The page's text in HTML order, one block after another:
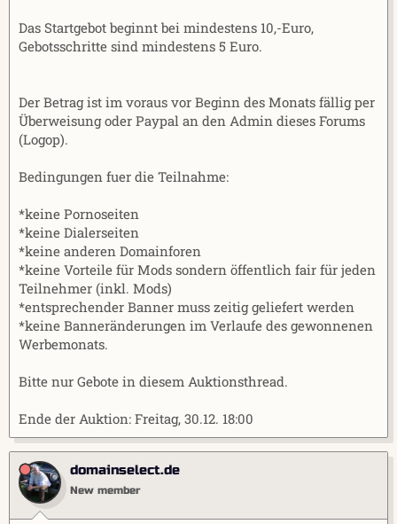
Das Startgebot beginnt bei mindestens 10,-Euro,
Gebotsschritte sind mindestens 5 Euro.
Der Betrag ist im voraus vor Beginn des Monats fällig per
Überweisung oder Paypal an den Admin dieses Forums
(Logop).
Bedingungen fuer die Teilnahme:
*keine Pornoseiten
*keine Dialerseiten
*keine anderen Domainforen
*keine Vorteile für Mods sondern öffentlich fair für jeden
Teilnehmer (inkl. Mods)
*entsprechender Banner muss zeitig geliefert werden
*keine Banneränderungen im Verlaufe des gewonnenen
Werbemonats.
Bitte nur Gebote in diesem Auktionsthread.
Ende der Auktion: Freitag, 30.12. 18:00
domainselect.de
New member